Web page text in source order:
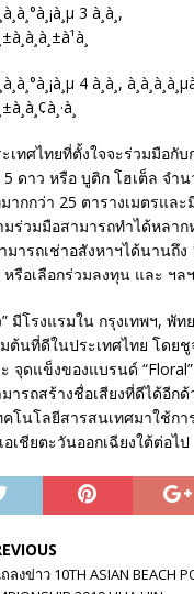
เทศไทยที่ตั้งใจจะร่วมมือกับ
ดาว หรือ บูติก โฮเต็ล จำ
ากกว่า 25 ตารางเมตรแล
มร่วมมือสามารถทำได้หลา
ารถเช่าอสังหาฯได้นานถึง
รือเลือกร่วมลงทุน และ ฯลฯ
มีโรงแรมใน กรุงเทพฯ, พัท
ต้นที่ดีในประเทศไทย โดย
จุดแข็งของแบรนด์
ารถสร้างชื่อเสียงที่ดีได้อีก
คโนโลยีสารสนเทศมาใช้
เชียตะวันออกเฉียงใต้ต่อไป
ลงข่าว 10TH ASIAN BEACH